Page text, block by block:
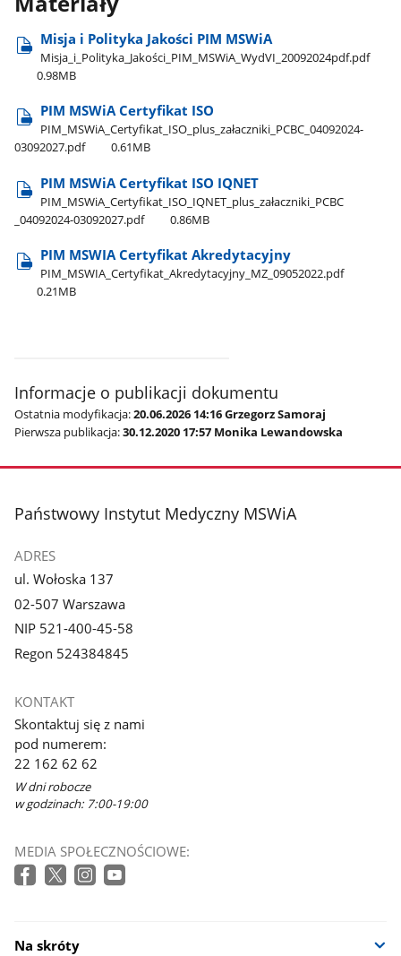
Misja i Polityka Jakości PIM MSWiA
Misja​_i​_Polityka​_Jakości​_PIM​_MSWiA​_WydVI​_20092024pdf.pdf
0.98MB
PIM MSWiA Certyfikat ISO
PIM​_MSWiA​_Certyfikat​_ISO​_plus​_załaczniki​_PCBC​_04092024-
03092027.pdf
0.61MB
PIM MSWiA Certyfikat ISO IQNET
PIM​_MSWiA​_Certyfikat​_ISO​_IQNET​_plus​_załaczniki​_PCBC​
_04092024-03092027.pdf
0.86MB
PIM MSWIA Certyfikat Akredytacyjny
PIM​_MSWIA​_Certyfikat​_Akredytacyjny​_MZ​_09052022.pdf
0.21MB
Informacje o publikacji dokumentu
Ostatnia modyfikacja:20.06.2026 14:16 Grzegorz Samoraj
Pierwsza publikacja:30.12.2020 17:57 Monika Lewandowska
stopka
Państwowy Instytut Medyczny MSWiA
ADRES
ul. Wołoska 137
02-507 Warszawa
NIP 521-400-45-58
Regon 524384845
KONTAKT
Skontaktuj się z nami
pod numerem:
22 162 62 62
W dni robocze
w godzinach: 7:00-19:00
MEDIA SPOŁECZNOŚCIOWE:
Na skróty